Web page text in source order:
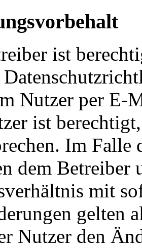
ist
Nutzer per E-
ist
Im Falle
dem Betreiber
mit
gelten
Nutzer den